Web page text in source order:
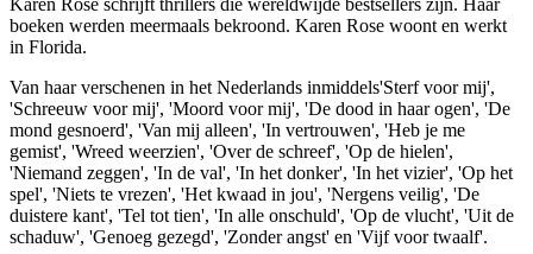
boeken werden meermaals bekroond. Karen Rose woont en werkt
in Florida.
Van haar verschenen in het Nederlands inmiddels'Sterf voor mij',
'Schreeuw voor mij', 'Moord voor mij', 'De dood in haar ogen', 'De
mond gesnoerd', 'Van mij alleen', 'In vertrouwen', 'Heb je me
gemist', 'Wreed weerzien', 'Over de schreef', 'Op de hielen',
'Niemand zeggen', 'In de val', 'In het donker', 'In het vizier', 'Op het
spel', 'Niets te vrezen', 'Het kwaad in jou', 'Nergens veilig', 'De
duistere kant', 'Tel tot tien', 'In alle onschuld', 'Op de vlucht', 'Uit de
schaduw', 'Genoeg gezegd', 'Zonder angst' en 'Vijf voor twaalf'.